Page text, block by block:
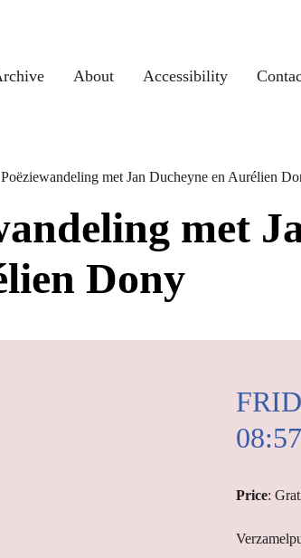
About Accessibility
Poëziewandeling met Jan Ducheyne en Aurélien
met
Dony
Price: